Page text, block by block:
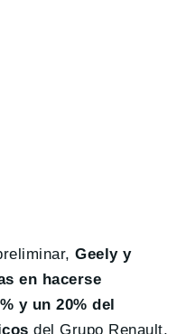
Geely y
en hacerse
y un 20% del
del Grupo Renault,